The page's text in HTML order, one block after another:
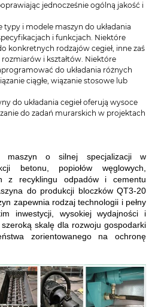
jednocześnie ogólną jakość i
typy i modele maszyn do układania
i funkcjach. Niektóre
konkretnych rodzajów cegieł, inne zaś
rozmiarów i kształtów. Niektóre
do układania różnych
ciągłe, wiązanie stosowe lub
do układania cegieł oferują wysoce
do zadań murarskich w projektach
maszyn o silnej specjalizacji w
betonu, popiołów węglowych,
z recyklingu odpadów i cementu
do produkcji bloczków QT3-20
zapewnia rodzaj technologii i pełny
inwestycji, wysokiej wydajności i
skalę dla rozwoju gospodarki
zorientowanego na ochronę